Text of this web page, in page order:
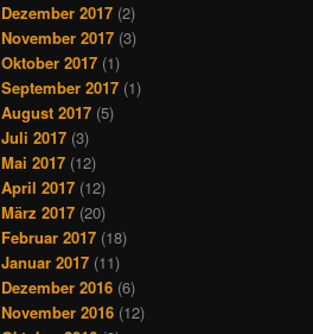
Dezember 2017 (2)
November 2017 (3)
Oktober 2017 (1)
September 2017 (1)
August 2017 (5)
Juli 2017 (3)
Mai 2017 (12)
April 2017 (12)
März 2017 (20)
Februar 2017 (18)
Januar 2017 (11)
Dezember 2016 (6)
November 2016 (12)